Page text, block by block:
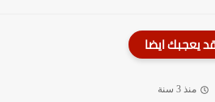
يعجبك ايضا
منذ 3 سنة